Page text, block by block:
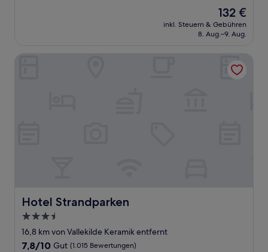
Bewertungen)
Der
Preis
beträgt
132 €
inkl. Steuern & Gebühren
8. Aug.–9. Aug.
Hotel Strandparken
Hotel Strandparken
3.5-
Sterne-
Unterkunft
16,8 km von Vallekilde Keramik entfernt
7.8
7,8/10 Gut (1.015 Bewertungen)